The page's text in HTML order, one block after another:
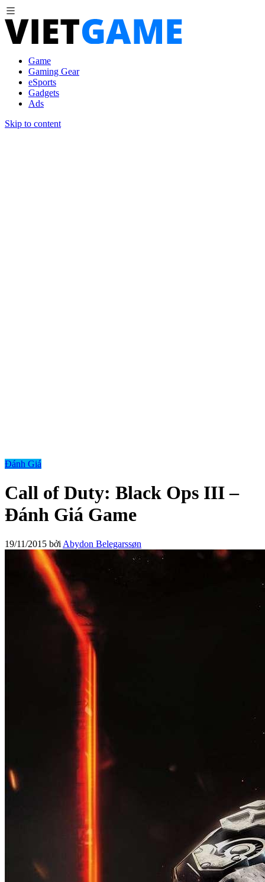
Game
Gaming Gear
eSports
Gadgets
Ads
Skip to content
Đánh Giá
Call of Duty: Black Ops III –
Đánh Giá Game
19/11/2015 bởi Abydon Belegarssøn